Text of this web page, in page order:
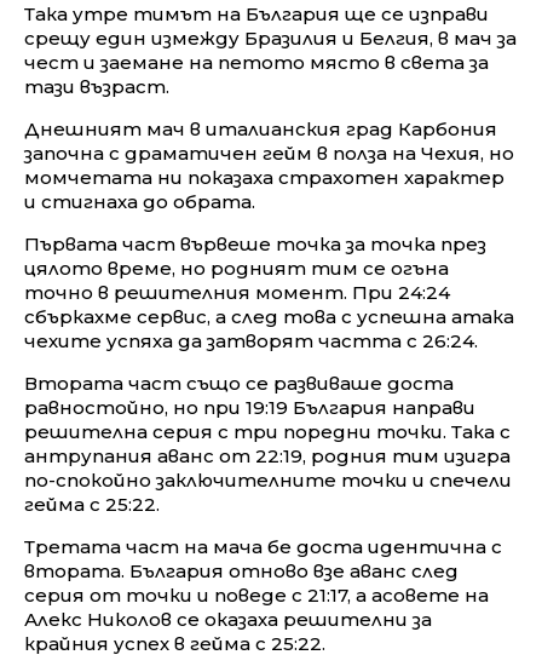
Така утре тимът на България ще се изправи
срещу един измежду Бразилия и Белгия, в мач за
чест и заемане на петото място в света за
тази възраст.
Днешният мач в италианския град Карбония
започна с драматичен гейм в полза на Чехия, но
момчетата ни показаха страхотен характер
и стигнаха до обрата.
Първата част вървеше точка за точка през
цялото време, но родният тим се огъна
точно в решителния момент. При 24:24
сбъркахме сервис, а след това с успешна атака
чехите успяха да затворят частта с 26:24.
Втората част също се развиваше доста
равностойно, но при 19:19 България направи
решителна серия с три поредни точки. Така с
антрупания аванс от 22:19, родния тим изигра
по-спокойно заключителните точки и спечели
гейма с 25:22.
Третата част на мача бе доста идентична с
втората. България отново взе аванс след
серия от точки и поведе с 21:17, а асовете на
Алекс Николов се оказаха решителни за
крайния успех в гейма с 25:22.